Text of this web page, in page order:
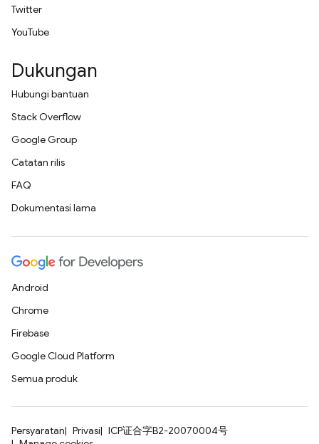
Twitter
YouTube
Dukungan
Hubungi bantuan
Stack Overflow
Google Group
Catatan rilis
FAQ
Dokumentasi lama
Android
Chrome
Firebase
Google Cloud Platform
Semua produk
Persyaratan Privasi
ICP证合字B2-20070004号